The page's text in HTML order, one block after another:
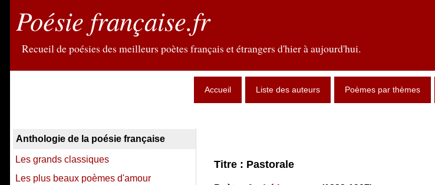
Poésie française.fr
Recueil de poésies des meilleurs poètes français et étrangers d'hier à aujourd'hui.
Accueil Liste des auteurs Poèmes par thèmes
Titre : Pastorale
Anthologie de la poésie française
Les grands classiques
Les plus beaux poèmes d'amour